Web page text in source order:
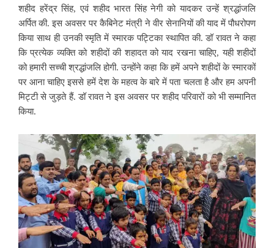
शहीद हरेंद्र सिंह, एवं शहीद भारत सिंह नेगी को यादकर उन्हें श्रद्धांजलि
अर्पित की. इस अवसर पर कैबिनेट मंत्री ने वीर सेनानियों की याद में पौधरोपण
किया साथ ही उनकी स्मृति में स्मारक पट्टिका स्थापित की. डॉ रावत ने कहा
कि प्रत्येक व्यक्ति को शहीदों की शहादत को याद रखना चाहिए, यही शहीदों
को हमारी सच्ची श्रद्धांजलि होगी. उन्होंने कहा कि हमें अपने शहीदों के स्मारकों
पर आना चाहिए इससे हमें देश के महत्व के बारे में पता चलता है और हम अपनी
मिट्टी से जुड़ते हैं. डॉ रावत ने इस अवसर पर शहीद परिवारों को भी सम्मानित
किया.